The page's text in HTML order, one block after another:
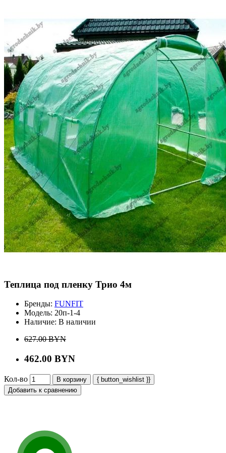
Теплица под пленку Трио 4м
Бренды: FUNFIT
Модель: 20п-1-4
Наличие: В наличии
627.00 BYN
462.00 BYN
Кол-во В корзину
{ button_wishlist }}
Добавить к сравнению